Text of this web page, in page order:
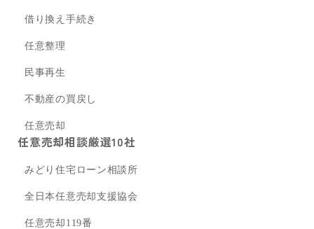
借り換え手続き
任意整理
民事再生
不動産の買戻し
任意売却
任意売却相談厳選10社
みどり住宅ローン相談所
全日本任意売却支援協会
任意売却119番